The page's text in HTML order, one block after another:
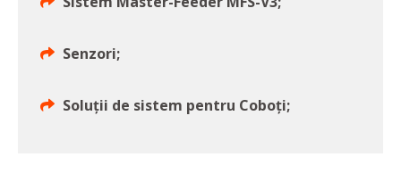
Senzori;
Soluții de sistem pentru Coboți;